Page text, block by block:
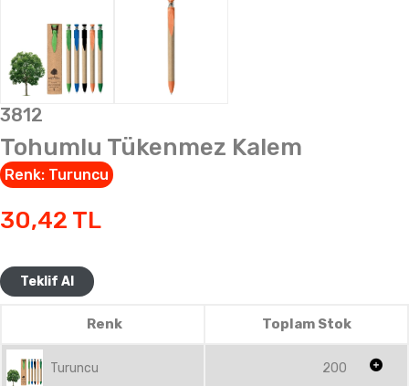
3812
Tohumlu Tükenmez Kalem
Renk: Turuncu
30,42 TL
Teklif Al
Renk Toplam Stok
Turuncu 200